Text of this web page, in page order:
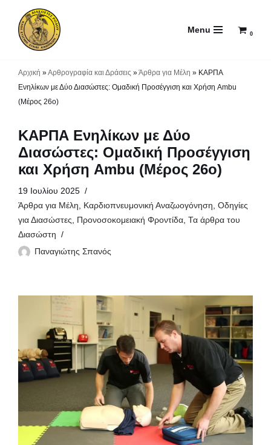
Μεταπηδήστε
Menu 0
Αρχική »Αρθρογραφία και Δράσεις »Άρθρα για Μέλη » ΚΑΡΠΑ
Ενηλίκων με Δύο Διασώστες: Ομαδική Προσέγγιση και Χρήση Ambu
(Μέρος 26ο)
ΚΑΡΠΑ Ενηλίκων με Δύο
Διασώστες: Ομαδική Προσέγγιση
και Χρήση Ambu (Μέρος 26ο)
19 Ιουλίου 2025
Άρθρα για Μέλη, Καρδιοπνευμονική Αναζωογόνηση, Οδηγίες
για Διασώστες, Προνοσοκομειακή Φροντίδα, Τα άρθρα του
Διασώστη
Παναγιώτης Σπανός